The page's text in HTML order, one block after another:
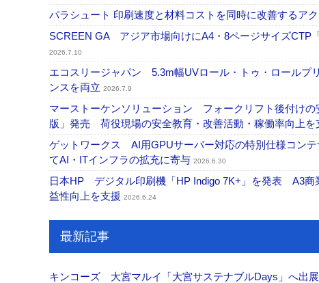
パラシュート 印刷速度と材料コストを同時に改善するア
SCREEN GA アジア市場向けにA4・8ページサイズCTP
2026.7.10
エコスリージャパン 5.3m幅UVロール・トゥ・ロールプ
ンスを両立 2026.7.9
マーストーケンソリューション フォークリフト後付け
版」発売 荷役現場の安全教育・改善活動・稼働率向上を
ゲットワークス AI用GPUサーバー対応の特別仕様コン
てAI・ITインフラの拡充に寄与 2026.6.30
日本HP デジタル印刷機「HP Indigo 7K+」を発表 A3商
益性向上を支援 2026.6.24
最新記事
キンコーズ 大宮マルイ「大宮サステナブルDays」へ出